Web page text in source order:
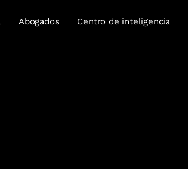
Abogados Centro de inteligencia